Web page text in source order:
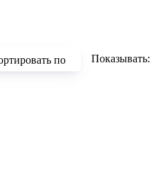
по Показывать: